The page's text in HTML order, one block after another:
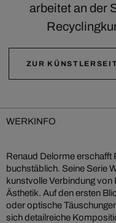
arbeitet an der
ZUR
WERKINFO
Renaud Delorme erschafft
buchstäblich. Seine Serie
kunstvolle Verbindung
Ästhetik. Auf den ersten
oder optische
sich detailreiche